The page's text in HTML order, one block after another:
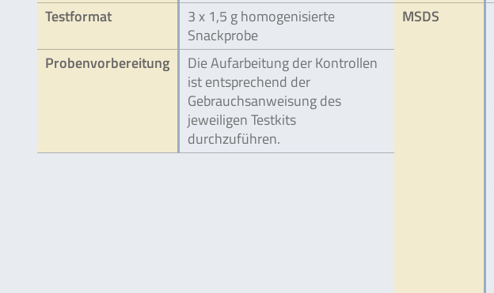
Testformat
3 x 1,5 g homogenisierte
Snackprobe
Probenvorbereitung
Die Aufarbeitung der Kontrollen
ist entsprechend der
Gebrauchsanweisung des
jeweiligen Testkits
durchzuführen.
MSDS